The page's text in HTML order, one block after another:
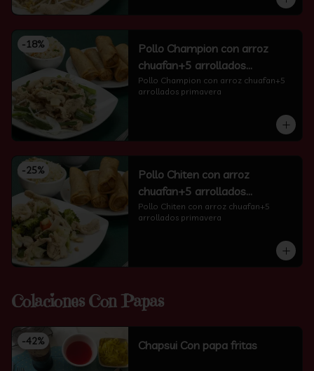
-18%
Pollo Champion con arroz
chuafan+5 arrollados
primavera
Pollo Champion con arroz chuafan+5
arrollados primavera
-25%
Pollo Chiten con arroz
chuafan+5 arrollados
primavera
Pollo Chiten con arroz chuafan+5
arrollados primavera
Colaciones Con Papas
-42% Chapsui Con papa fritas